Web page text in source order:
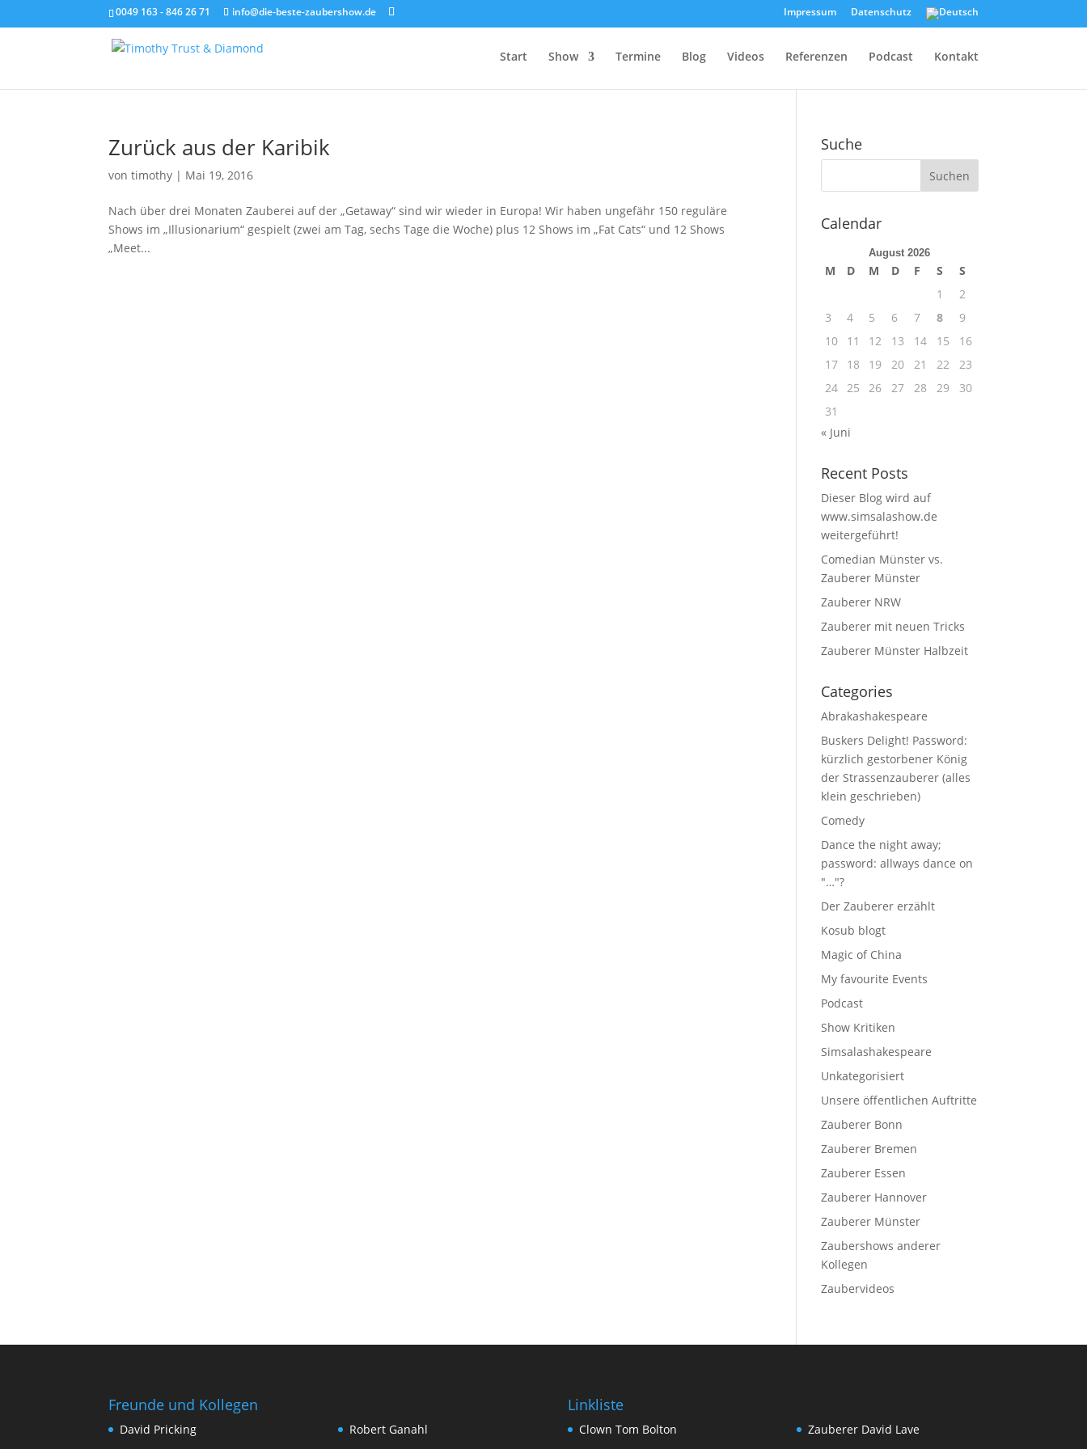
0049 163 - 846 26 71 info@die-beste-zaubershow.de Impressum Datenschutz
Start Show Termine Blog Videos Referenzen Podcast Kontakt
Zurück aus der Karibik
vontimothy | Mai 19, 2016
Nach über drei Monaten Zauberei auf der „Getaway“ sind wir wieder in Europa! Wir haben ungefähr 150 reguläre
Shows im „Illusionarium“ gespielt (zwei am Tag, sechs Tage die Woche) plus 12 Shows im „Fat Cats“ und 12 Shows
„Meet...
Suche
Calendar
August 2026
M D M D F S
S
1
2
3
4 5 6 7 8
9
10
11 12 13 14 15
16
17
18 19 20 21 22
23
24 25 26 27 28 29
30
31
« Juni
Recent Posts
Dieser Blog wird auf
www.simsalashow.de
weitergeführt!
Comedian Münster vs.
Zauberer Münster
Zauberer NRW
Zauberer mit neuen Tricks
Zauberer Münster Halbzeit
Categories
Abrakashakespeare
Buskers Delight! Password:
kürzlich gestorbener König
der Strassenzauberer (alles
klein geschrieben)
Comedy
Dance the night away;
password: allways dance on
"…"?
Der Zauberer erzählt
Kosub blogt
Magic of China
My favourite Events
Podcast
Show Kritiken
Simsalashakespeare
Unkategorisiert
Unsere öffentlichen Auftritte
Zauberer Bonn
Zauberer Bremen
Zauberer Essen
Zauberer Hannover
Zauberer Münster
Zaubershows anderer
Kollegen
Zaubervideos
Freunde und Kollegen
David Pricking
Robert Ganahl
Linkliste
Clown Tom Bolton
Zauberer David Lave